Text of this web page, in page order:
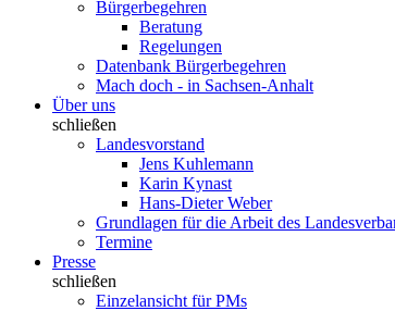
Bürgerbegehren
Beratung
Regelungen
Datenbank Bürgerbegehren
Mach doch - in Sachsen-Anhalt
Über uns
schließen
Landesvorstand
Jens Kuhlemann
Karin Kynast
Hans-Dieter Weber
Grundlagen für die Arbeit des
Termine
Presse
schließen
Einzelansicht für PMs